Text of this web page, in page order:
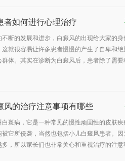
者如何进行心理治疗
不断的发展和进步，白癜风的出现给大家的
这就很容易让许多患者慢慢的产生了自卑和
群体。其实在诊断为白癜风后，患者除了需要
风的治疗注意事项有哪些
白斑病，它是一种常见的慢性顽固性的皮肤
被它所侵袭，当然也包括小儿白癜风患者。
多，所以家长们也非常关心和重视治疗的注意